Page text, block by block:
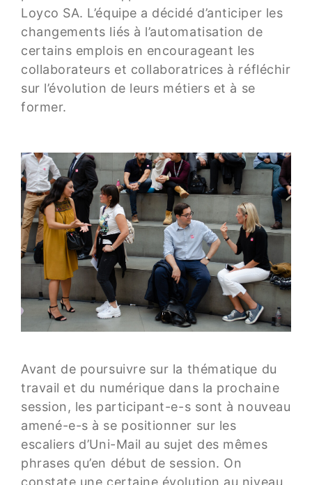
Loyco SA. L’équipe a décidé d’anticiper les
changements liés à l’automatisation de
certains emplois en encourageant les
collaborateurs et collaboratrices à réfléchir
sur l’évolution de leurs métiers et à se
former.
Avant de poursuivre sur la thématique du
travail et du numérique dans la prochaine
session, les participant-e-s sont à nouveau
amené-e-s à se positionner sur les
escaliers d’Uni-Mail au sujet des mêmes
phrases qu’en début de session. On
constate une certaine évolution au niveau